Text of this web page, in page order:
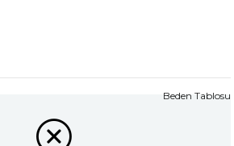
Beden Tablosu